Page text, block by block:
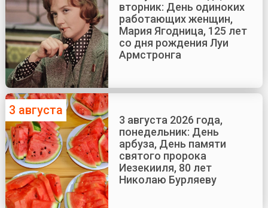
вторник: День одиноких
работающих женщин,
Мария Ягодница, 125 лет
со дня рождения Луи
Армстронга
3 августа
3 августа 2026 года,
понедельник: День
арбуза, День памяти
святого пророка
Иезекииля, 80 лет
Николаю Бурляеву